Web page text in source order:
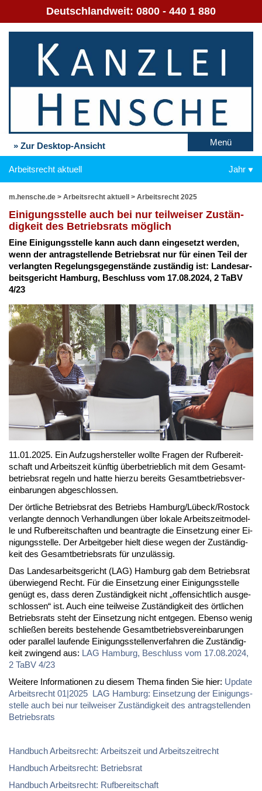
Deutschlandweit: 0800 - 440 1 880
» Zur Desktop-Ansicht Menü
Arbeitsrecht aktuell Jahr
m.hensche.de > Arbeitsrecht aktuell > Arbeitsrecht 2025
Ei­ni­gungs­stel­le auch bei nur teil­wei­ser Zu­stän­
dig­keit des Be­triebs­rats mög­lich
Ei­ne Ei­ni­gungs­stel­le kann auch dann ein­ge­setzt wer­den,
wenn der an­trag­stel­len­de Be­triebs­rat nur für ei­nen Teil der
ver­lang­ten Re­ge­lungs­ge­gen­stän­de zu­stän­dig ist: Lan­des­ar­
beits­ge­richt Ham­burg, Be­schluss vom 17.08.2024, 2 TaBV
4/23
11.01.2025. Ein Auf­zugs­her­stel­ler woll­te Fra­gen der Ruf­be­reit­
schaft und Ar­beits­zeit künf­tig über­be­trieb­lich mit dem Ge­samt­
be­triebs­rat re­geln und hat­te hier­zu be­reits Ge­samt­be­triebs­ver­
ein­ba­run­gen ab­ge­schlos­sen.
Der ört­li­che Be­triebs­rat des Be­triebs Ham­burg/Lü­beck/Ros­tock
ver­lang­te den­noch Ver­hand­lun­gen über lo­ka­le Ar­beits­zeit­mo­del­
le und Ruf­be­reit­schaf­ten und be­an­trag­te die Ein­set­zung ei­ner Ei­
ni­gungs­stel­le. Der Ar­beit­ge­ber hielt die­se we­gen der Zu­stän­dig­
keit des Ge­samt­be­triebs­rats für un­zu­läs­sig.
Das Lan­des­ar­beits­ge­richt (LAG) Ham­burg gab dem Be­triebs­rat
über­wie­gend Recht. Für die Ein­set­zung ei­ner Ei­ni­gungs­stel­le
ge­nügt es, dass de­ren Zu­stän­dig­keit nicht „of­fen­sicht­lich aus­ge­
schlos­sen“ ist. Auch ei­ne teil­wei­se Zu­stän­dig­keit des ört­li­chen
Be­triebs­rats steht der Ein­set­zung nicht ent­ge­gen. Eben­so we­nig
schlie­ßen be­reits be­ste­hen­de Ge­samt­be­triebs­ver­ein­ba­run­gen
oder par­al­lel lau­fen­de Ei­ni­gungs­stel­len­ver­fah­ren die Zu­stän­dig­
keit zwin­gend aus: LAG Ham­burg, Be­schluss vom 17.08.2024,
2 TaBV 4/23
Wei­te­re In­for­ma­tio­nen zu die­sem The­ma fin­den Sie hier: Up­date
Ar­beits­recht 01|2025 LAG Ham­burg: Ein­set­zung der Ei­ni­gungs­
stel­le auch bei nur teil­wei­ser Zu­stän­dig­keit des an­trag­stel­len­den
Be­triebs­rats
Hand­buch Ar­beits­recht: Ar­beits­zeit und Ar­beits­zeit­recht
Hand­buch Ar­beits­recht: Be­triebs­rat
Hand­buch Ar­beits­recht: Ruf­be­reit­schaft